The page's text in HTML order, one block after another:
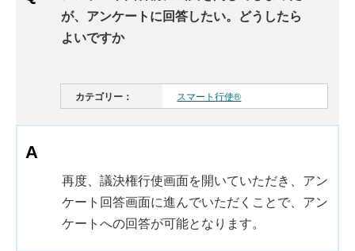
が、アンケートに回答したい。どうしたら
よいですか
カテゴリー： スマート行使®
再度、議決権行使画面を開いていただき、アン
ケート回答画面に進んでいただくことで、アン
ケートへの回答が可能となります。